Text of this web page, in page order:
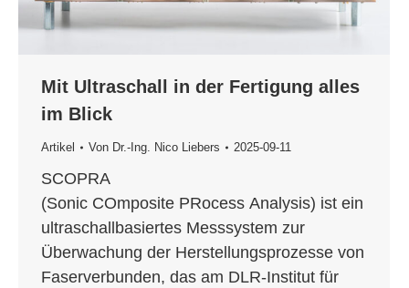
Mit Ultraschall in der Fertigung alles
im Blick
Artikel Von Dr.-Ing. Nico Liebers 2025-09-11
SCOPRA
(Sonic COmposite PRocess Analysis) ist ein
ultraschallbasiertes Messsystem zur
Überwachung der Herstellungsprozesse von
Faserverbunden, das am DLR-Institut für